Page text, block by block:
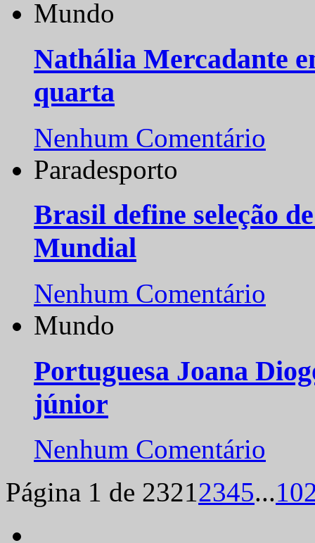
Mundo
Nathália Mercadante
quarta
Nenhum Comentário
Paradesporto
Brasil define seleção
Mundial
Nenhum Comentário
Mundo
Portuguesa Joana
júnior
Nenhum Comentário
Página 1 de 23212345...10